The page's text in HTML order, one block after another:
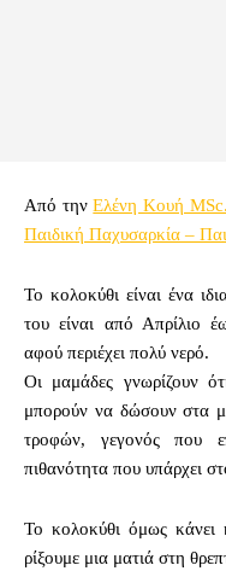
Από τηνΕλένη Κουή
Παιδική Παχυσαρκία –
Το κολοκύθι είναι ένα
του είναι από Απρίλιο
αφού περιέχει πολύ νερό.
Οι μαμάδες γνωρίζουν
μπορούν να δώσουν στα
τροφών, γεγονός που
πιθανότητα που υπάρχει
Το κολοκύθι όμως κάνει
ρίξουμε μια ματιά στη